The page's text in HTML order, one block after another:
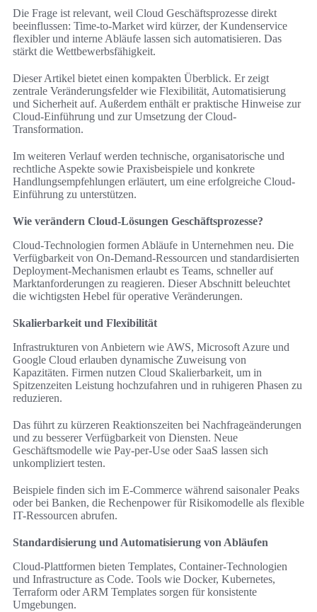
Die Frage ist relevant, weil Cloud Geschäftsprozesse direkt
beeinflussen: Time-to-Market wird kürzer, der Kundenservice
flexibler und interne Abläufe lassen sich automatisieren. Das
stärkt die Wettbewerbsfähigkeit.
Dieser Artikel bietet einen kompakten Überblick. Er zeigt
zentrale Veränderungsfelder wie Flexibilität, Automatisierung
und Sicherheit auf. Außerdem enthält er praktische Hinweise zur
Cloud-Einführung und zur Umsetzung der Cloud-
Transformation.
Im weiteren Verlauf werden technische, organisatorische und
rechtliche Aspekte sowie Praxisbeispiele und konkrete
Handlungsempfehlungen erläutert, um eine erfolgreiche Cloud-
Einführung zu unterstützen.
Wie verändern Cloud-Lösungen Geschäftsprozesse?
Cloud-Technologien formen Abläufe in Unternehmen neu. Die
Verfügbarkeit von On-Demand-Ressourcen und standardisierten
Deployment-Mechanismen erlaubt es Teams, schneller auf
Marktanforderungen zu reagieren. Dieser Abschnitt beleuchtet
die wichtigsten Hebel für operative Veränderungen.
Skalierbarkeit und Flexibilität
Infrastrukturen von Anbietern wie AWS, Microsoft Azure und
Google Cloud erlauben dynamische Zuweisung von
Kapazitäten. Firmen nutzen Cloud Skalierbarkeit, um in
Spitzenzeiten Leistung hochzufahren und in ruhigeren Phasen zu
reduzieren.
Das führt zu kürzeren Reaktionszeiten bei Nachfrageänderungen
und zu besserer Verfügbarkeit von Diensten. Neue
Geschäftsmodelle wie Pay-per-Use oder SaaS lassen sich
unkompliziert testen.
Beispiele finden sich im E‑Commerce während saisonaler Peaks
oder bei Banken, die Rechenpower für Risikomodelle als flexible
IT-Ressourcen abrufen.
Standardisierung und Automatisierung von Abläufen
Cloud-Plattformen bieten Templates, Container-Technologien
und Infrastructure as Code. Tools wie Docker, Kubernetes,
Terraform oder ARM Templates sorgen für konsistente
Umgebungen.